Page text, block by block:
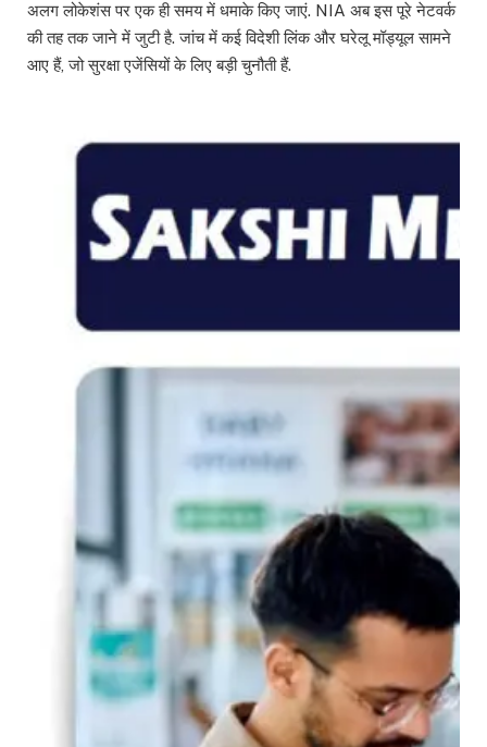
अलग लोकेशंस पर एक ही समय में धमाके किए जाएं. NIA अब इस पूरे नेटवर्क
की तह तक जाने में जुटी है. जांच में कई विदेशी लिंक और घरेलू मॉड्यूल सामने
आए हैं, जो सुरक्षा एजेंसियों के लिए बड़ी चुनौती हैं.